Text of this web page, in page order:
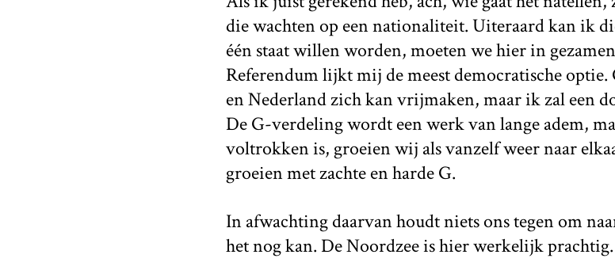
die wachten op een nationaliteit. Uiteraard kan ik
één staat willen worden, moeten we hier in
Referendum lijkt mij de meest democratische optie.
en Nederland zich kan vrijmaken, maar ik zal een
De G-verdeling wordt een werk van lange adem,
voltrokken is, groeien wij als vanzelf weer naar
groeien met zachte en harde G.
In afwachting daarvan houdt niets ons tegen om
het nog kan. De Noordzee is hier werkelijk prachtig.